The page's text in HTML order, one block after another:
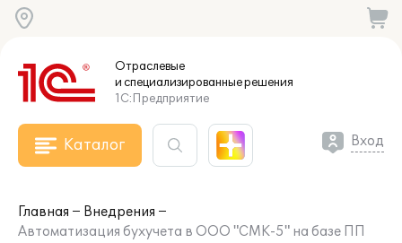
Отраслевые
и специализированныерешения
1С:Предприятие
Каталог Вход
Главная
Внедрения
Автоматизация бухучета в ООО "СМК-5" на базе ПП